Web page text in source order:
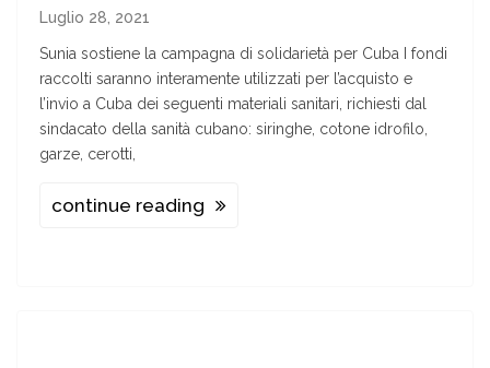
Luglio 28, 2021
Sunia sostiene la campagna di solidarietà per Cuba I fondi
raccolti saranno interamente utilizzati per l’acquisto e
l’invio a Cuba dei seguenti materiali sanitari, richiesti dal
sindacato della sanità cubano: siringhe, cotone idrofilo,
garze, cerotti,
continue reading